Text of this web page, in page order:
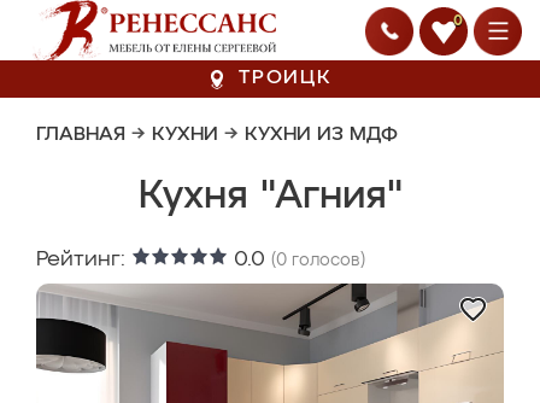
0
ТРОИЦК
ГЛАВНАЯ → КУХНИ → КУХНИ ИЗ МДФ
Кухня "Агния"
Рейтинг: 0.0 (0 голосов)